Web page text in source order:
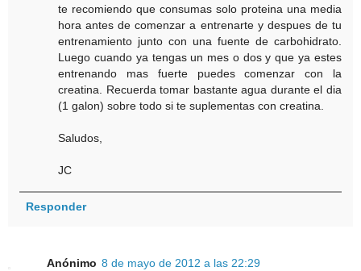
te recomiendo que consumas solo proteina una media
hora antes de comenzar a entrenarte y despues de tu
entrenamiento junto con una fuente de carbohidrato.
Luego cuando ya tengas un mes o dos y que ya estes
entrenando mas fuerte puedes comenzar con la
creatina. Recuerda tomar bastante agua durante el dia
(1 galon) sobre todo si te suplementas con creatina.
Saludos,
JC
Responder
Anónimo 8 de mayo de 2012 a las 22:29